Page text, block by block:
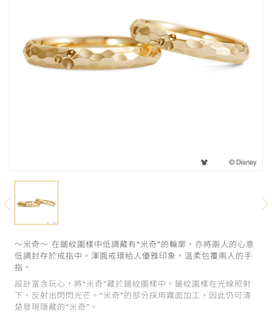
～米奇～ 在鎚紋圖樣中低調藏有“米奇”的輪廓，亦將兩人的心意
低調封存於戒指中。渾圓戒環給人優雅印象，溫柔包覆兩人的手
指。
設計富含玩心，將“米奇”藏於鎚紋圖樣中。鎚紋圖樣在光線照射
下，反射出閃閃光芒。“米奇”的部分採用霧面加工，因此仍可清
楚發現隱藏的“米奇”。